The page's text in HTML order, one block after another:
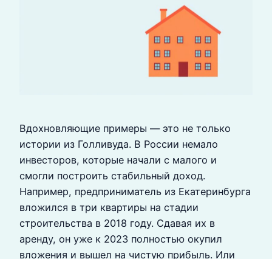
Вдохновляющие примеры — это не только
истории из Голливуда. В России немало
инвесторов, которые начали с малого и
смогли построить стабильный доход.
Например, предприниматель из Екатеринбурга
вложился в три квартиры на стадии
строительства в 2018 году. Сдавая их в
аренду, он уже к 2023 полностью окупил
вложения и вышел на чистую прибыль. Или